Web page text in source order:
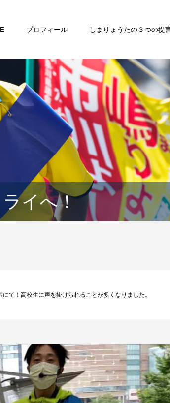
プロフィール しまりょうたの３つの提
イへ！
て！高校生に声を掛けられることが多くなりました。